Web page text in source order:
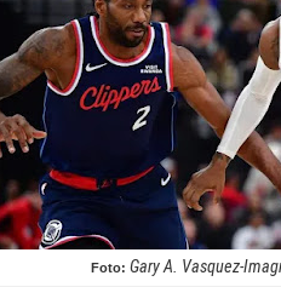
Foto: Gary A. Vasquez-